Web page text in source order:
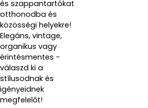
és szappantartókat
otthonodba és
közösségi helyekre!
Elegáns, vintage,
organikus vagy
érintésmentes -
válaszd ki a
stílusodnak és
igényeidnek
megfelelőt!